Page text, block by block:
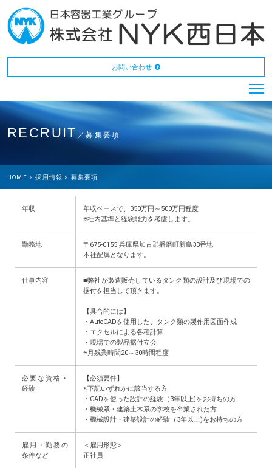
お問い合わせ
RECRUIT／募集要項
HOME >採用情報 > 募集要項
年収
年収ベースで、350万円～500万円程度
※社内基準と経験能力を考慮します。
勤務地
〒675-0155 兵庫県加古郡播磨町新島33番地
本社配属となります。
仕事内容
■弊社が製造販売しているタンク類の設計及び現場での
据付を担当して頂きます。
【具合的には】
・AutoCADを使用した、タンク類の製作用図面作成
・エクセルによる各種計算
・現場での製品据付立会
※月残業時間20～30時間程度
必要な資格・
経験
【必須要件】
※下記いずれかに該当する方
・CADを使った設計の経験（3年以上)をお持ちの方
・機械系・建築土木系の学校を卒業された方
・機械設計・建築設計の経験（3年以上)をお持ちの方
雇用・勤務の
条件など
＜雇用形態＞
正社員